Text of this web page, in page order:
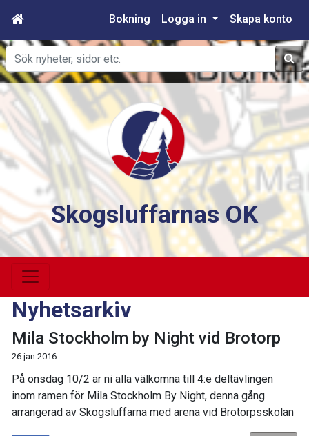
Bokning Logga in Skapa konto
Sök
Skogsluffarnas OK
Nyhetsarkiv
Mila Stockholm by Night vid Brotorp
26 jan 2016
På onsdag 10/2 är ni alla välkomna till 4:e deltävlingen
inom ramen för Mila Stockholm By Night, denna gång
arrangerad av Skogsluffarna med arena vid Brotorpsskolan